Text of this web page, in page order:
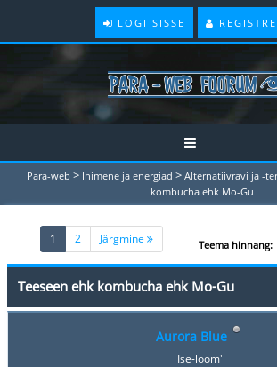
LOGI SISSE
Para-web > Inimene ja energiad > Alternatiivravi ja -
kombucha ehk Mo-Gu
1 (current)
2 Järgmine Teema hinnang:
Teeseen ehk kombucha ehk Mo-Gu
Aurora Blue
Ise-loom'